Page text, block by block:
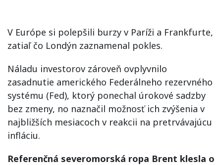
V Európe si polepšili burzy v Paríži a Frankfurte,
zatiaľ čo Londýn zaznamenal pokles.
Náladu investorov zároveň ovplyvnilo
zasadnutie amerického Federálneho rezervného
systému (Fed), ktorý ponechal úrokové sadzby
bez zmeny, no naznačil možnosť ich zvýšenia v
najbližších mesiacoch v reakcii na pretrvávajúcu
infláciu.
Referenčná severomorská ropa Brent klesla o